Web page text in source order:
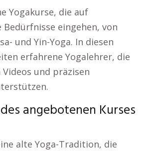
Yogakurse, die auf
eingehen, von
und Yin-Yoga. In diesen
erfahrene Yogalehrer, die
und präzisen
angebotenen Kurses
alte Yoga-Tradition, die